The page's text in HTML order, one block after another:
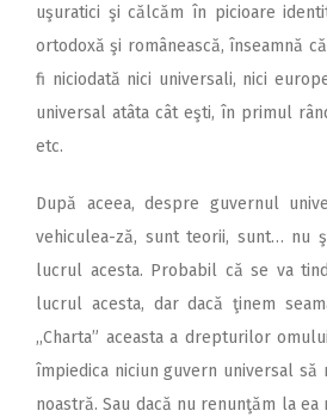
uşuratici şi călcăm în picioare
ortodoxă şi românească, înseamnă
fi niciodată nici universali, nici
universal atâta cât eşti, în primul
etc.
După aceea, despre guvernul
vehiculea-ză, sunt teorii, sunt… nu
lucrul acesta. Probabil că se va
lucrul acesta, dar dacă ţinem
,,Charta” aceasta a drepturilor
împiedica niciun guvern universal să
noastră. Sau dacă nu renunţăm la ea